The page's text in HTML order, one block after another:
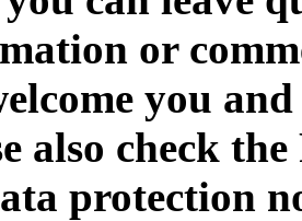
or
you
also check
protection